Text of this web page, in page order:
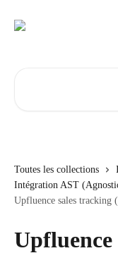
Toutes les collections
Intégration AST
Upfluence sales